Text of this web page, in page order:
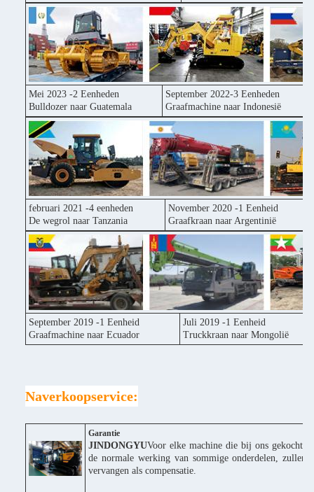
Mei 2023 -2 Eenheden
Bulldozer naar Guatemala
September 2022-3 Eenheden
Graafmachine naar Indonesië
februari 2021 -4 eenheden
De wegrol naar Tanzania
November 2020 -1 Eenheid
Graafkraan naar Argentinië
September 2019 -1 Eenheid
Graafmachine naar Ecuador
Juli 2019 -1 Eenheid
Truckkraan naar Mongolië
Naverkoopservice:
Garantie
JINDONGYUVoor elke machine die bij ons gekocht
de normale werking van sommige onderdelen, zullen
vervangen als compensatie.